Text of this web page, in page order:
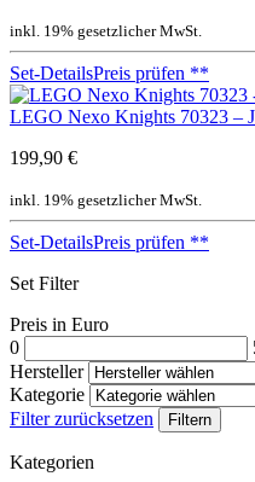
inkl. 19% gesetzlicher MwSt.
Set-DetailsPreis prüfen **
LEGO Nexo Knights 70323 –
199,90 €
inkl. 19% gesetzlicher MwSt.
Set-DetailsPreis prüfen **
Set Filter
Preis in Euro
0
Hersteller
Kategorie
Filter zurücksetzen
Filtern
Kategorien